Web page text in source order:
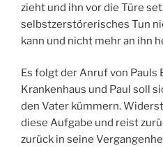
zieht und ihn vor die Türe
selbstzerstörerisches Tun
kann und nicht mehr an ihn
Es folgt der Anruf von
Krankenhaus und Paul soll
den Vater kümmern.
diese Aufgabe und reist
zurück in seine